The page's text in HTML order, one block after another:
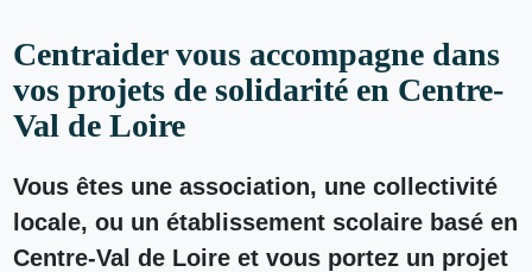
Centraider vous accompagne dans
vos projets de solidarité en Centre-
Val de Loire
Vous êtes une association, une collectivité
locale, ou un établissement scolaire basé en
Centre-Val de Loire et vous portez un projet